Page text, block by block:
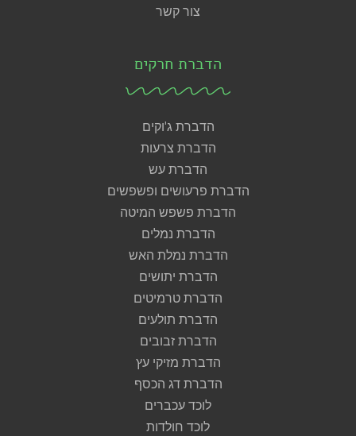
צור קשר
הדברת חרקים
הדברת ג'וקים
הדברת צרעות
הדברת עש
הדברת פרעושים ופשפשים
הדברת פשפש המיטה
הדברת נמלים
הדברת נמלת האש
הדברת יתושים
הדברת טרמיטים
הדברת תולעים
הדברת זבובים
הדברת מזיקי עץ
הדברת דג הכסף
לוכד עכברים
לוכד חולדות